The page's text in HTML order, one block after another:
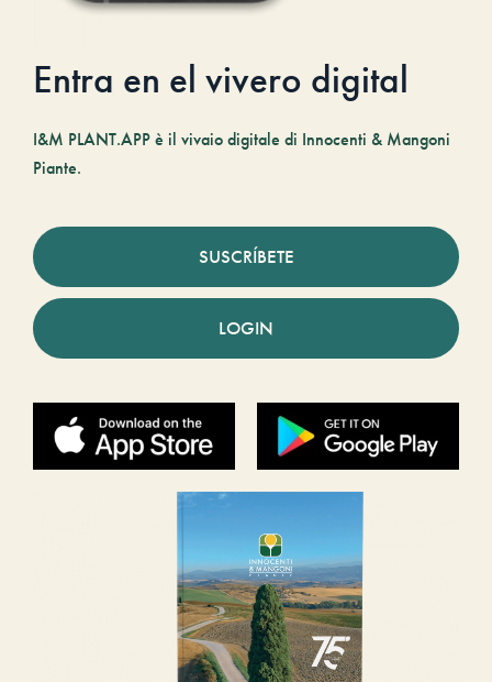
Entra en el vivero digital
I&M PLANT.APP è il vivaio digitale di Innocenti & Mangoni
Piante.
SUSCRÍBETE
LOGIN